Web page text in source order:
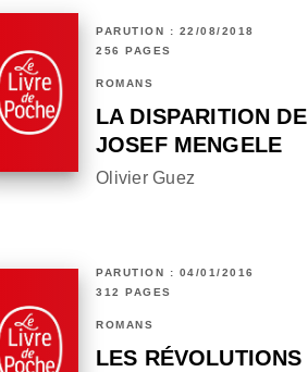
PARUTION : 22/08/2018
256 PAGES
ROMANS
LA DISPARITION DE
JOSEF MENGELE
Olivier Guez
PARUTION : 04/01/2016
312 PAGES
ROMANS
LES RÉVOLUTIONS